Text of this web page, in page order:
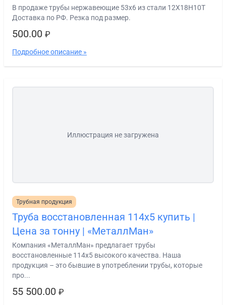
В продаже трубы нержавеющие 53х6 из стали 12Х18Н10Т
Доставка по РФ. Резка под размер.
500.00 ₽
Подробное описание »
Иллюстрация не загружена
Трубная продукция
Труба восстановленная 114х5 купить |
Цена за тонну | «МеталлМан»
Компания «МеталлМан» предлагает трубы
восстановленные 114х5 высокого качества. Наша
продукция – это бывшие в употреблении трубы, которые
про...
55 500.00 ₽